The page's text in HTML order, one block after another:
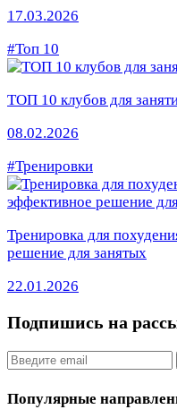
17.03.2026
#Топ 10
ТОП 10 клубов для
08.02.2026
#Тренировки
Тренировка для
решение для занятых
22.01.2026
Подпишись на
Email
Популярные